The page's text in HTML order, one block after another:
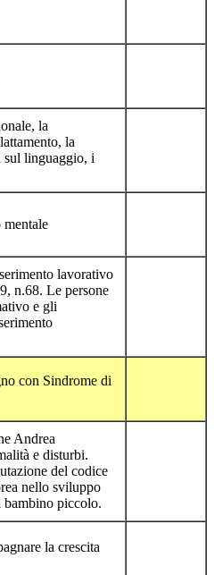
la
la
sul linguaggio, i
lavorativo
n.68. Le persone
e gli
con Sindrome di
Andrea
e disturbi.
del codice
nello sviluppo
piccolo.
la crescita